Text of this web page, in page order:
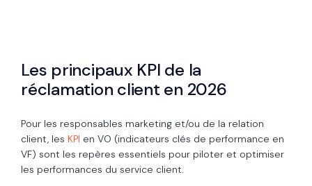
Les principaux KPI de la
réclamation client en 2026
Pour les responsables marketing et/ou de la relation
client, les KPI en VO (indicateurs clés de performance en
VF) sont les repères essentiels pour piloter et optimiser
les performances du service client.